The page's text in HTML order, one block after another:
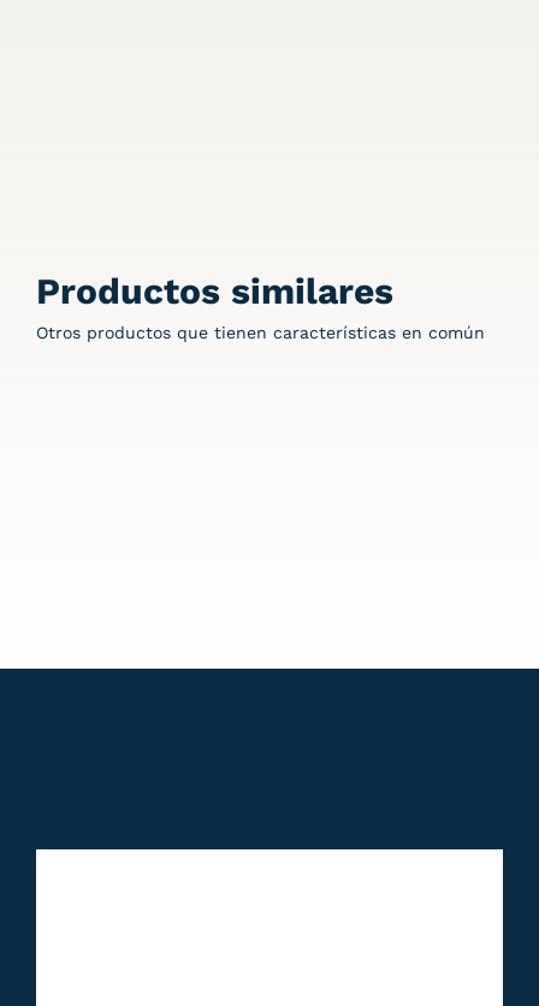
Productos similares
Otros productos que tienen características en común